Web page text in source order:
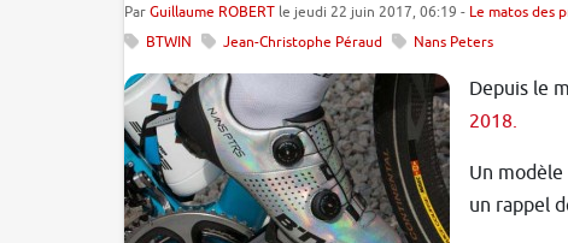
Par Guillaume ROBERT le jeudi 22 juin 2017, 06:19 - Le matos des
BTWIN
Jean-Christophe Péraud Nans Peters
Depuis le
2018.
Un
un rappel